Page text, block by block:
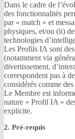
Dans le cadre de
des fonctionnalités
par « match » et
physiques, et/ou (ii)
technologies
Les Profils IA sont
(notamment via
divertissement,
correspondent pas à
considérés comme
Le Membre est
nature « Profil IA »
explicite.
2. Pré-requis